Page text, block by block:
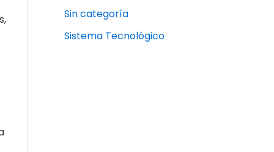
Sin categoría
Sistema Tecnológico